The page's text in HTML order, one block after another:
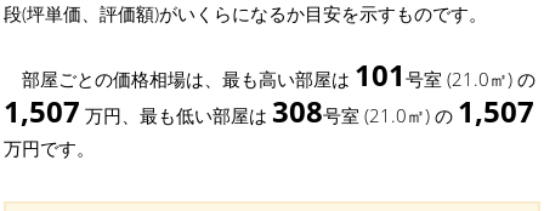
段(坪単価、評価額)がいくらになるか目安を示すものです。
部屋ごとの価格相場は、最も高い部屋は 101 号室 (21.0㎡) の
1,507 万円、最も低い部屋は 308号室 (21.0㎡) の 1,507
万円です。